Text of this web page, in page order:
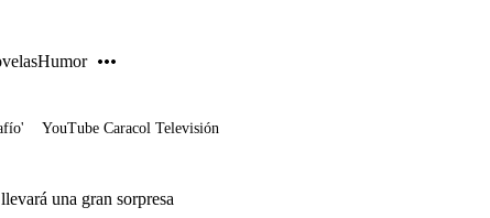
Humor
YouTube Caracol Televisión
una gran sorpresa